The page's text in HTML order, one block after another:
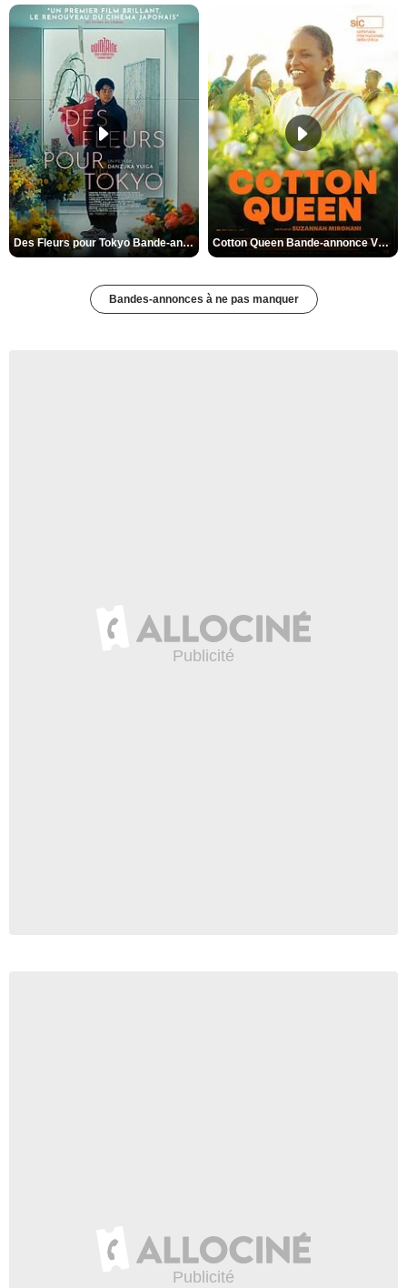
Des Fleurs pour Tokyo Bande-annonce VO STFR Cotton Queen Bande-annonce VO STFR
Bandes-annonces à ne pas manquer